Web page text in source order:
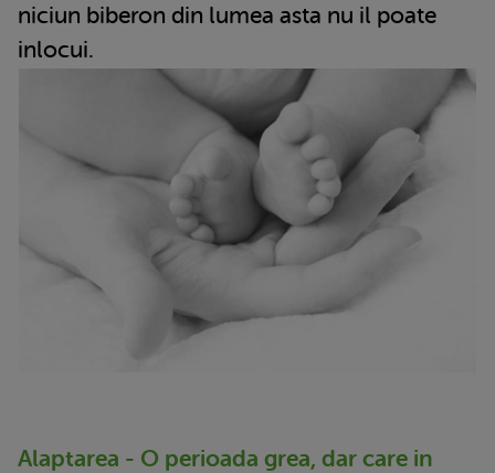
niciun biberon din lumea asta nu il poate
inlocui.
Alaptarea - O perioada grea, dar care in